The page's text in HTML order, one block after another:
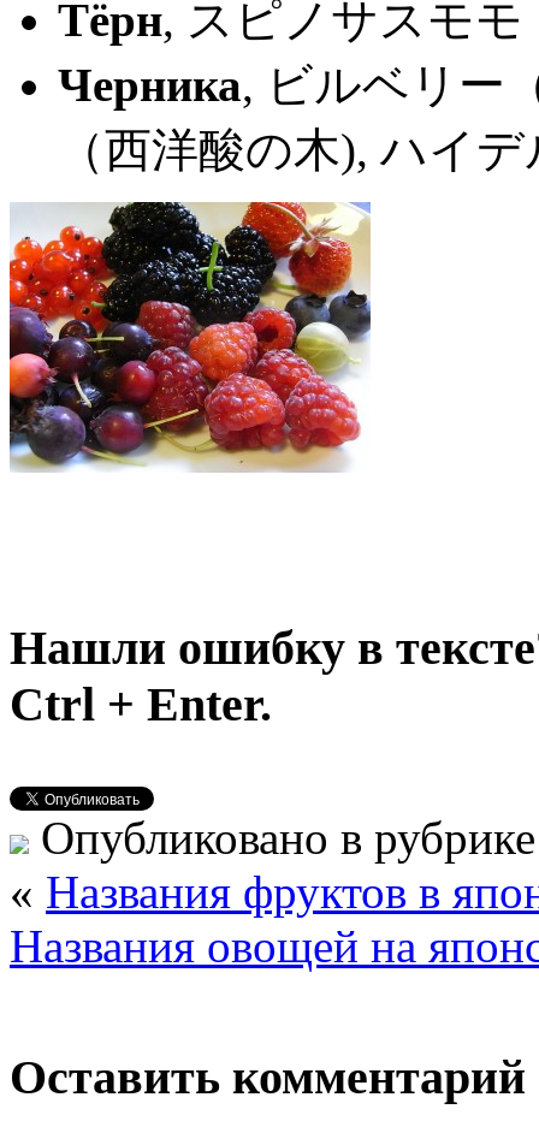
Тёрн, スピノサスモモ
Черника, ビルベリー
（西洋酸の木), ハイ
Нашли ошибку в
Ctrl + Enter.
Опубликовано в
« Названия фруктов в
Названия овощей на
Оставить комментарий